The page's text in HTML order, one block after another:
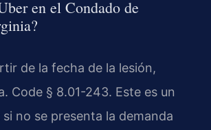
en el Condado de
de la fecha de la lesión,
Code § 8.01-243. Este es un
no se presenta la demanda